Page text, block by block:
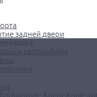
задней двери
автомобиля
- Крепежные